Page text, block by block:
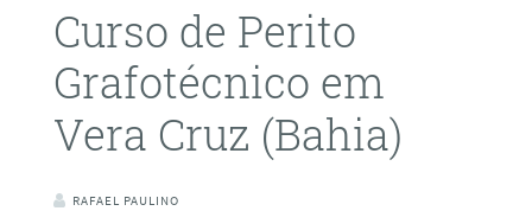
Curso de Perito
Grafotécnico em
Vera Cruz (Bahia)
RAFAEL PAULINO